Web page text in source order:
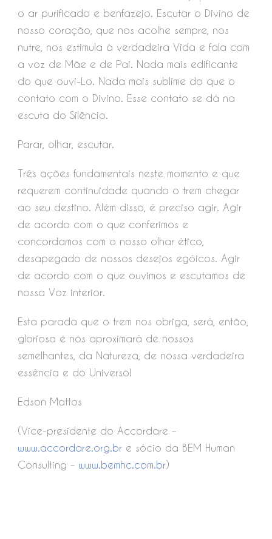
o ar purificado e benfazejo. Escutar o Divino de
nosso coração, que nos acolhe sempre, nos
nutre, nos estimula à verdadeira Vida e fala com
a voz de Mãe e de Pai. Nada mais edificante
do que ouvi-Lo. Nada mais sublime do que o
contato com o Divino. Esse contato se dá na
escuta do Silêncio.
Parar, olhar, escutar.
Três ações fundamentais neste momento e que
requerem continuidade quando o trem chegar
ao seu destino. Além disso, é preciso agir. Agir
de acordo com o que conferimos e
concordamos com o nosso olhar ético,
desapegado de nossos desejos egóicos. Agir
de acordo com o que ouvimos e escutamos de
nossa Voz interior.
Esta parada que o trem nos obriga, será, então,
gloriosa e nos aproximará de nossos
semelhantes, da Natureza, de nossa verdadeira
essência e do Universo!
Edson Mattos
(Vice-presidente do Accordare –
www.accordare.org.br e sócio da BEM Human
Consulting – www.bemhc.com.br)